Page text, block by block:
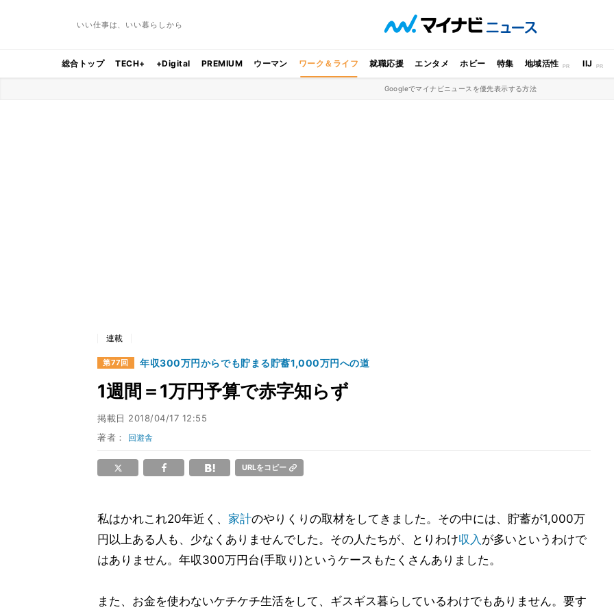
いい仕事は、いい暮らしから
総合トップ TECH+ +Digital PREMIUM ウーマン ワーク＆ライフ 就職応援 エンタメ ホビー 特集 地域活性 IIJ
Googleでマイナビニュースを優先表示する方法
連載
第77回 年収300万円からでも貯まる貯蓄1,000万円への道
1週間＝1万円予算で赤字知らず
掲載日 2018/04/17 12:55
著者： 回遊舎
URLをコピー
私はかれこれ20年近く、 家計のやりくりの取材をしてきました。その中には、貯蓄が1,000万
円以上ある人も、少なくありませんでした。その人たちが、とりわけ収入 が多いというわけで
はありません。年収300万円台(手取り)というケースもたくさんありました。
また、お金を使わないケチケチ生活をして、ギスギス暮らしているわけでもありません。要す